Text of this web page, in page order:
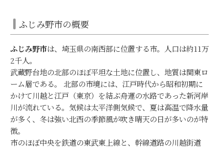
ふじみ野市の概要
ふじみ野市は、埼玉県の南西部に位置する市。人口は約11万
2千人。
武蔵野台地の北部のほぼ平坦な土地に位置し、地質は関東ロ
ーム層である。 北部の市境には、江戸時代から昭和初期に
かけて川越と江戸（東京）を結ぶ舟運の水路であった新河岸
川が流れている。気候は太平洋側気候で、夏は高温で降水量
が多く、冬は強い北西の季節風が吹き晴天の日が多いのが特
徴。
市のほぼ中央を鉄道の東武東上線と、幹線道路の川越街道